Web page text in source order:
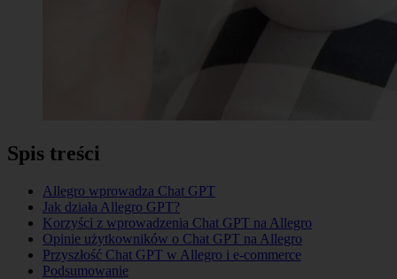
Spis treści
Allegro wprowadza Chat GPT
Jak działa Allegro GPT?
Korzyści z wprowadzenia Chat GPT na Allegro
Opinie użytkowników o Chat GPT na Allegro
Przyszłość Chat GPT w Allegro i e-commerce
Podsumowanie